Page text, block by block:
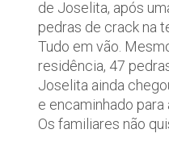
de Joselita, após
pedras de crack na
Tudo em vão.
residência, 47
Joselita ainda
e encaminhado
Os familiares não